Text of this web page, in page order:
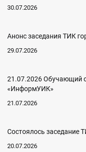
30.07.2026
Анонс заседания ТИК
29.07.2026
21.07.2026 Обучающий
«ИнформУИК»
21.07.2026
Состоялось заседание
20.07.2026